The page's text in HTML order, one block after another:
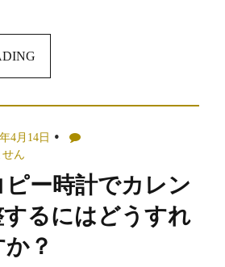
4月14日
ん
ー時計でカレン
るにはどうすれ
？